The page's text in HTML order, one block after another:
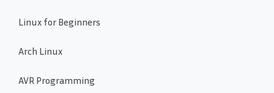
Linux for Beginners
Arch Linux
AVR Programming